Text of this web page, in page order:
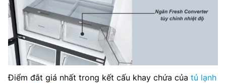
Điểm đắt giá nhất trong kết cấu khay chứa của tủ lạnh